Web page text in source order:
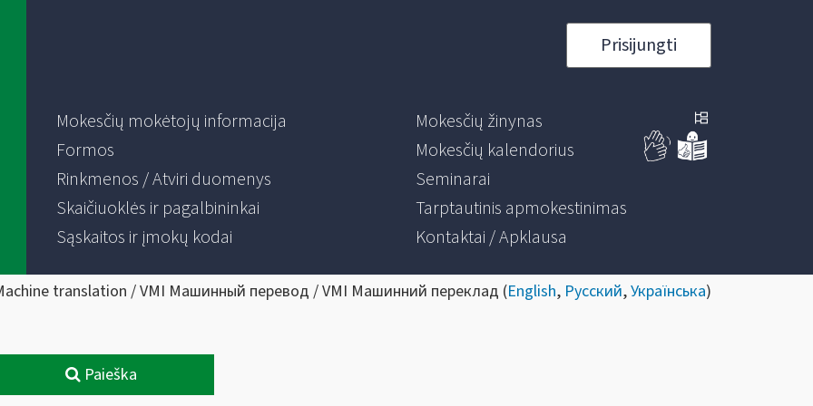
Prisijungti
Mokesčių mokėtojų informacija
Formos
Rinkmenos / Atviri duomenys
Skaičiuoklės ir pagalbininkai
Sąskaitos ir įmokų kodai
Mokesčių žinynas
Mokesčių kalendorius
Seminarai
Tarptautinis apmokestinimas
Kontaktai / Apklausa
translation / VMI Машинный перевод / VMI Машинний переклад (English, Русский,Українська)
Paieška